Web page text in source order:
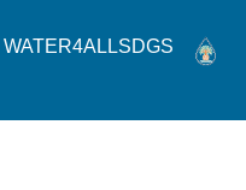
WATER4ALLSDGS